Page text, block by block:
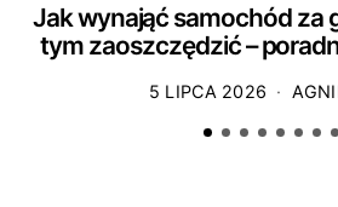
Jak wynająć samochód za
tym zaoszczędzić –
5 LIPCA 2026